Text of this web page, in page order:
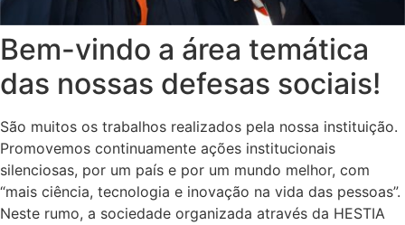
Bem-vindo a área temática
das nossas defesas sociais!
São muitos os trabalhos realizados pela nossa instituição.
Promovemos continuamente ações institucionais
silenciosas, por um país e por um mundo melhor, com
“mais ciência, tecnologia e inovação na vida das pessoas”.
Neste rumo, a sociedade organizada através da HESTIA